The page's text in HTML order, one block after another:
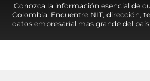
¡Conozca la información esencial de
Colombia! Encuentre NIT, dirección,
datos empresarial mas grande del país.